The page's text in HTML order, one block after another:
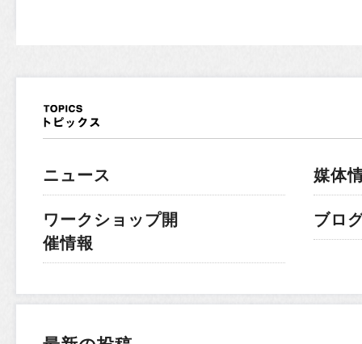
ニュース
ワークショップ開
催情報
媒体
ブロ